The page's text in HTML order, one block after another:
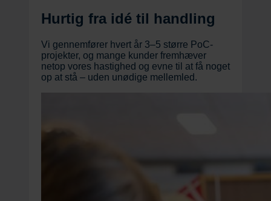
Hurtig fra idé til handling
Vi gennemfører hvert år 3–5 større PoC-
projekter, og mange kunder fremhæver
netop vores hastighed og evne til at få noget
op at stå – uden unødige mellemled.